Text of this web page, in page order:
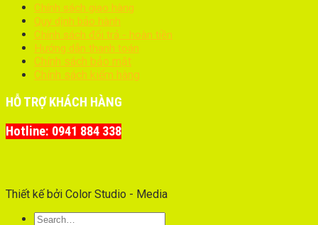
Chính sách giao hàng
Quy dịnh bảo hành
Chính sách đổi trả - hoàn tiền
Hướng dẫn thanh toán
Chính sách bảo mật
Chính sách kiểm hàng
HỖ TRỢ KHÁCH HÀNG
Hotline: 0941 884 338
Thiết kế bởi Color Studio - Media